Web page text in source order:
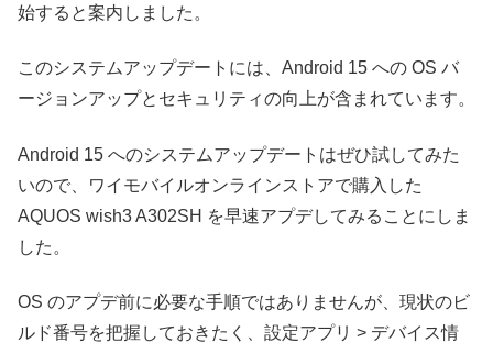
始すると案内しました。
このシステムアップデートには、Android 15 への OS バ
ージョンアップとセキュリティの向上が含まれています。
Android 15 へのシステムアップデートはぜひ試してみた
いので、ワイモバイルオンラインストアで購入した
AQUOS wish3 A302SH を早速アプデしてみることにしま
した。
OS のアプデ前に必要な手順ではありませんが、現状のビ
ルド番号を把握しておきたく、設定アプリ > デバイス情